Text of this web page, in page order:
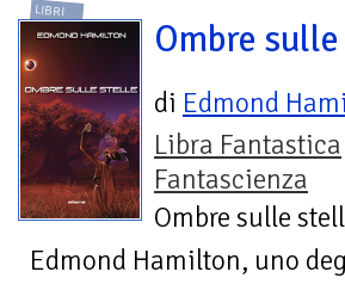
LIBRI
Ombre
di Edmond
Libra Fantastica
Fantascienza
Ombre sulle
Edmond Hamilton, uno